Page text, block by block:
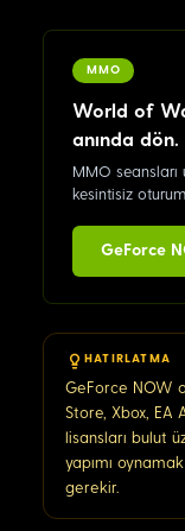
MMO
World of
anında dön.
MMO
kesintisiz
GeForce
HATIRLATMA
GeForce NOW
Store, Xbox, EA
lisansları bulut
yapımı
gerekir.